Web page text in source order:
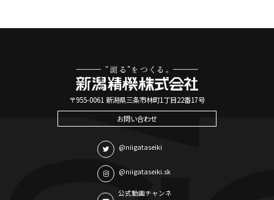
〒955-0061 新潟県三条市林町1丁目22番17号
お問い合わせ
@niigataseiki
@niigataseiki.sk
公式動画チャンネ